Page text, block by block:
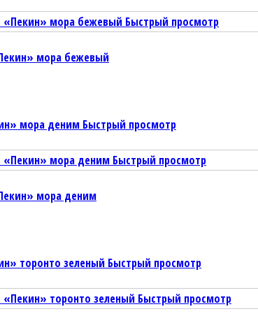
Быстрый просмотр
мора бежевый
Быстрый просмотр
Быстрый просмотр
мора деним
Быстрый просмотр
Быстрый просмотр